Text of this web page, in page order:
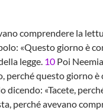
comprendere la
«Questo giorno è
legge. 10 Poi
perché questo giorno
«Tacete,
perché avevano